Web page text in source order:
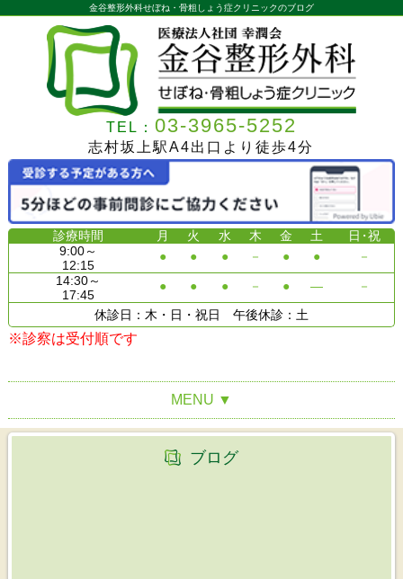
金谷整形外科せぼね・骨粗しょう症クリニックのブログ
TEL： 03-3965-5252
志村坂上駅A4出口より徒歩4分
診療時間 月 火 水 木 金 土 日・祝
9:00～
12:15
● ● ● － ● ●
－
14:30～
17:45
● ● ● － ● ―
－
休診日：木・日・祝日 午後休診：土
※診察は受付順です
MENU ▼
HOME
ブログ